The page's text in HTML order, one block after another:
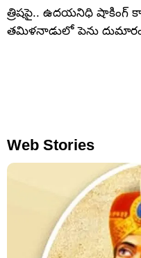
త్రిషపై.. ఉదయనిధి షాకింగ్‌
తమిళనాడులో పెను
Web Stories